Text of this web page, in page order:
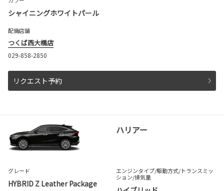
シャイニングホワイトパール
配備店舗
つくば西大橋店
029-858-2850
リクエスト予約
ハリアー
グレード
HYBRID Z Leather Package
エンジンタイプ/駆動方式/トランスミッ
ション/排気量